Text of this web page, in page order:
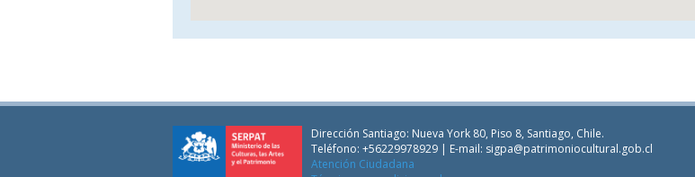
Dirección Santiago: Nueva York 80, Piso 8, Santiago, Chile.
Teléfono: +56229978929 | E-mail: sigpa@patrimoniocultural.gob.cl
Atención Ciudadana